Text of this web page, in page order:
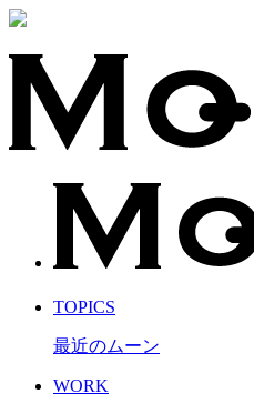
TOPICS
最近のムーン
WORK